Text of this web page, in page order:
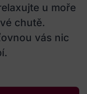
u moře
chutě.
vás nic